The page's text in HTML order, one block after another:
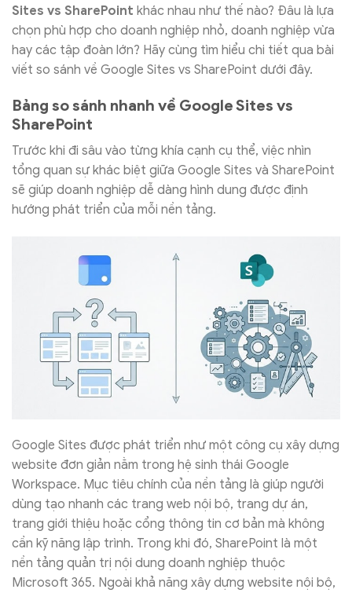
Sites vs SharePoint khác nhau như thế nào? Đâu là lựa
chọn phù hợp cho doanh nghiệp nhỏ, doanh nghiệp vừa
hay các tập đoàn lớn? Hãy cùng tìm hiểu chi tiết qua bài
viết so sánh về Google Sites vs SharePoint dưới đây.
Bảng so sánh nhanh về Google Sites vs
SharePoint
Trước khi đi sâu vào từng khía cạnh cụ thể, việc nhìn
tổng quan sự khác biệt giữa Google Sites và SharePoint
sẽ giúp doanh nghiệp dễ dàng hình dung được định
hướng phát triển của mỗi nền tảng.
Google Sites được phát triển như một công cụ xây dựng
website đơn giản nằm trong hệ sinh thái Google
Workspace. Mục tiêu chính của nền tảng là giúp người
dùng tạo nhanh các trang web nội bộ, trang dự án,
trang giới thiệu hoặc cổng thông tin cơ bản mà không
cần kỹ năng lập trình. Trong khi đó, SharePoint là một
nền tảng quản trị nội dung doanh nghiệp thuộc
Microsoft 365. Ngoài khả năng xây dựng website nội bộ,